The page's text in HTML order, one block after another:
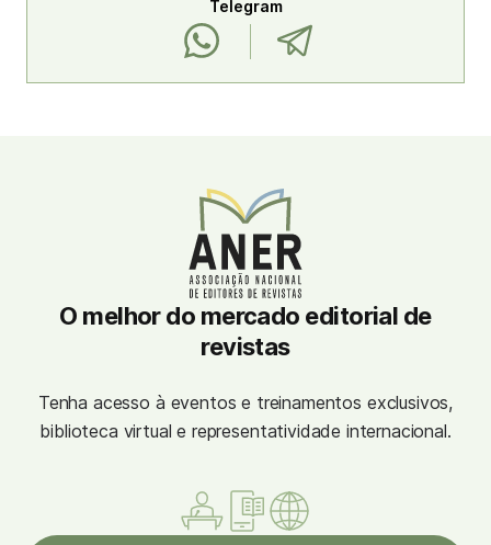
Telegram
O melhor do mercado editorial de
revistas
Tenha acesso à eventos e treinamentos exclusivos,
biblioteca virtual e representatividade internacional.